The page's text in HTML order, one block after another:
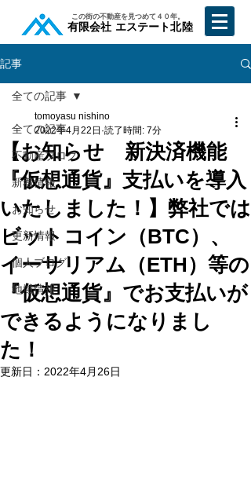
​この街の不動産を見つめて４０年。
​有限会社 エステート北陸
記事
全ての記事
不動産ブログ
新着情報
お知らせ
更新情報
個人ブログ
地域情報
全ての記事
【お知らせ 新決済機能
『仮想通貨』支払いを導入
いたしました！】弊社では
ビットコイン（BTC）、
イーサリアム（ETH）等の
『仮想通貨』でお支払いが
できるようになりまし
た！
tomoyasu nishino
2022年4月22日 読了時間: 7分
更新日： 2022年4月26日